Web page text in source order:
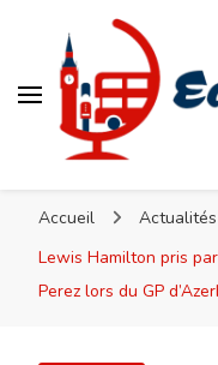
Accueil
Actualités
Lewis Hamilton pris
Perez lors du GP